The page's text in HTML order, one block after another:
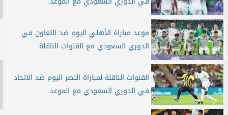
موعد مباراة الأهلي اليوم ضد التعاون في
الدوري السعودي مع القنوات الناقلة
القنوات الناقلة لمباراة النصر اليوم ضد الاتحاد
في الدوري السعودي مع الموعد